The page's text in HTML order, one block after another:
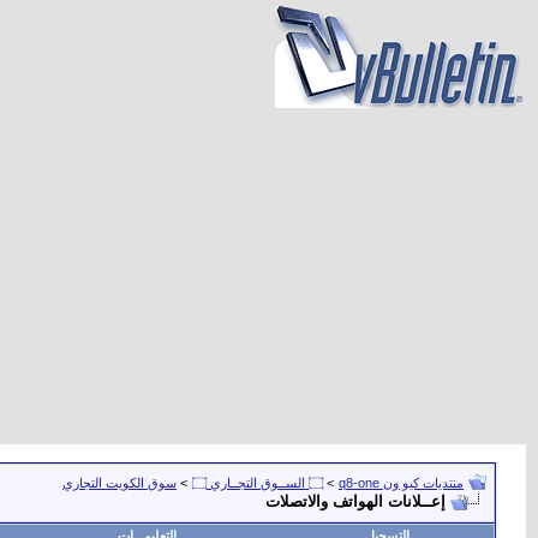
منتديات كيو ون q8-one >۝ الســوق التجــاري ۝ > سوق الكويت التجاري
إعــلانات الهواتف والاتصلات